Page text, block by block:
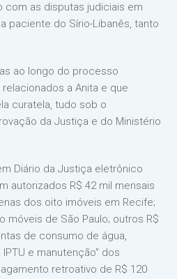
com as disputas judiciais em
paciente do Sírio-Libanês, tanto
ao longo do processo
a Anita e que
curatela, tudo sob o
da Justiça e do Ministério
Diário da Justiça eletrônico
autorizados R$ 42 mil mensais
dos oito imóveis em Recife;
móveis de São Paulo; outros R$
de consumo de água,
e manutenção” dos
retroativo de R$ 120